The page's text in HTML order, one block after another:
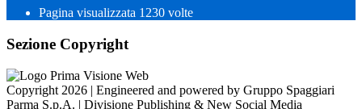
Pagina visualizzata 1230 volte
Sezione Copyright
Copyright 2026 | Engineered and powered by Gruppo Spaggiari
Parma S.p.A. | Divisione Publishing & New Social Media